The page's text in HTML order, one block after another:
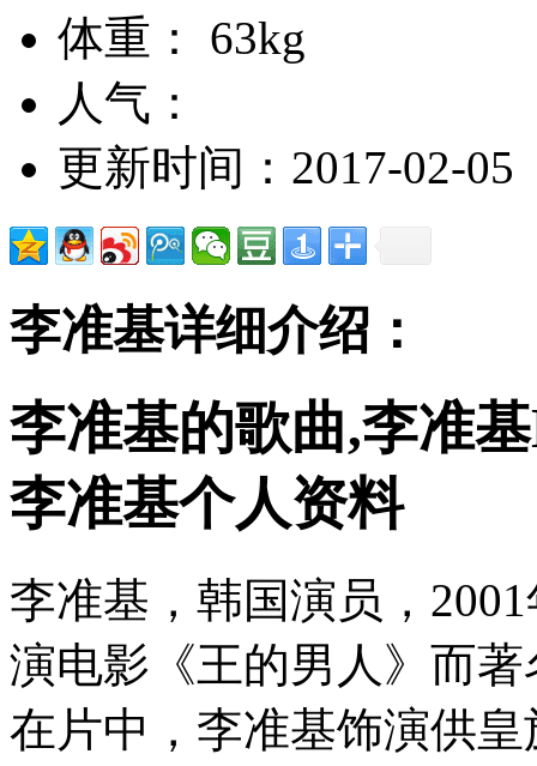
体重： 63kg
人气：
更新时间：2017-02-05
李准基详细介绍：
李准基的歌曲,李准
李准基个人资料
李准基，韩国演员，
演电影《王的男人》而著
在片中，李准基饰演供